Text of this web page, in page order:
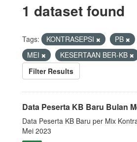
1 dataset found
Tags: KONTRASEPSI PB
MEI
KESERTAAN BER-KB
Filter Results
Data Peserta KB Baru Bulan
Data Peserta KB Baru per Mix
Mei 2023